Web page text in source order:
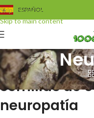
Skip to navigation
Skip to main content
ESPAÑOL
Semillas de
neuropatía